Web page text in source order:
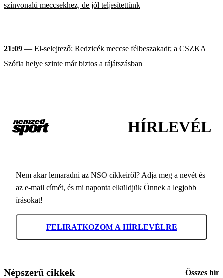
színvonalú meccsekhez, de jól teljesítettünk
21:09 — El-selejtező: Redzicék meccse félbeszakadt; a CSZKA
Szófia helye szinte már biztos a rájátszásban
HÍRLEVÉL
Nem akar lemaradni az NSO cikkeiről? Adja meg a nevét és
az e-mail címét, és mi naponta elküldjük Önnek a legjobb
írásokat!
FELIRATKOZOM A HÍRLEVÉLRE
Népszerű cikkek Összes hír